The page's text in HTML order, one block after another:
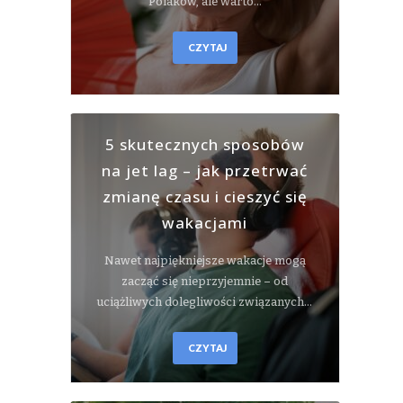
CZYTAJ
5 skutecznych sposobów
na jet lag – jak przetrwać
zmianę czasu i cieszyć się
wakacjami
Nawet najpiękniejsze wakacje mogą
zacząć się nieprzyjemnie – od
uciążliwych dolegliwości związanych…
CZYTAJ